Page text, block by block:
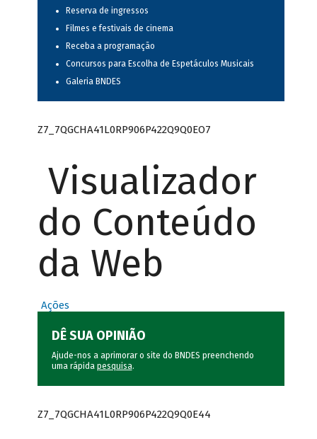
Reserva de ingressos
Filmes e festivais de cinema
Receba a programação
Concursos para Escolha de Espetáculos Musicais
Galeria BNDES
Z7_7QGCHA41L0RP906P422Q9Q0EO7
Visualizador
do Conteúdo
da Web
Ações
DÊ SUA OPINIÃO
Ajude-nos a aprimorar o site do BNDES preenchendo
uma rápida pesquisa.
Z7_7QGCHA41L0RP906P422Q9Q0E44